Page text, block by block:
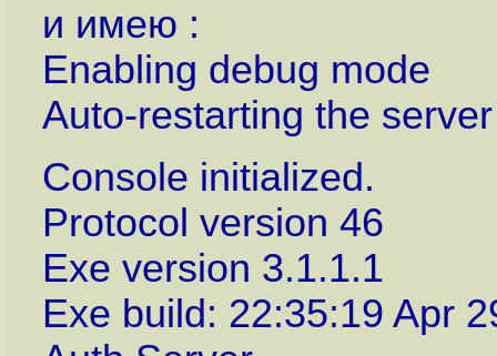
и имею :
Enabling debug mode
Auto-restarting the
Console initialized.
Protocol version 46
Exe version 3.1.1.1
Exe build: 22:35:19 Apr